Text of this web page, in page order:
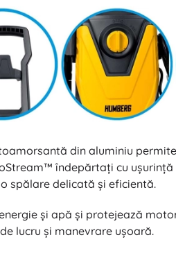
din aluminiu
îndepărtați cu
spălare delicată și eficientă.
și apă și protejează
lucru și manevrare ușoară.